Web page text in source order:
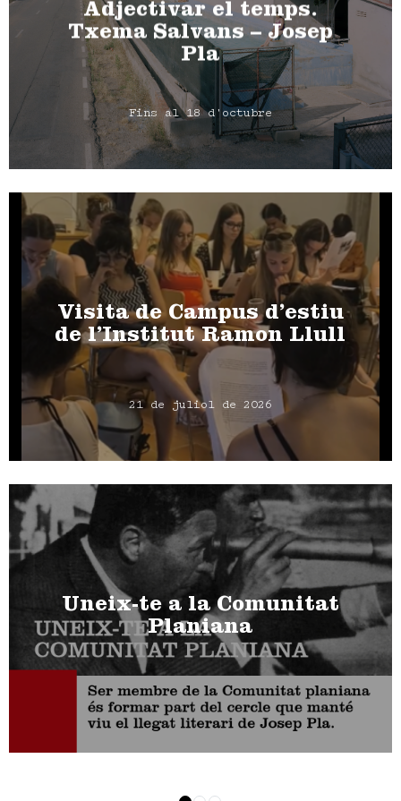
Adjectivar el temps.
Txema Salvans – Josep
Pla
Fins al 18 d'octubre
Visita de Campus d’estiu
de l’Institut Ramon Llull
21 de juliol de 2026
Uneix-te a la Comunitat
Planiana